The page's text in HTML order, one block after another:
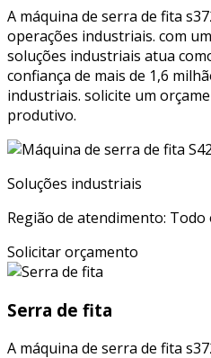
A máquina de serra de fita
operações industriais. com
soluções industriais atua
confiança de mais de 1,6
industriais. solicite um
produtivo.
Soluções industriais
Região de atendimento: Todo
Solicitar orçamento
Serra de fita
A máquina de serra de fita